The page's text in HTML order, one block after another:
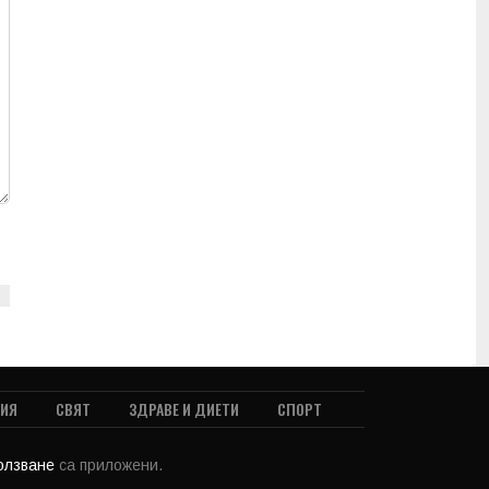
СВЯТ ЗДРАВЕ И ДИЕТИ СПОРТ
са приложени.